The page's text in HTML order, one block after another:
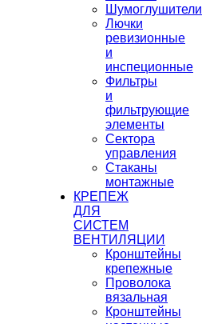
Шумоглушители
Лючки
ревизионные
и
инспеционные
Фильтры
и
фильтрующие
элементы
Сектора
управления
Стаканы
монтажные
КРЕПЕЖ
ДЛЯ
СИСТЕМ
ВЕНТИЛЯЦИИ
Кронштейны
крепежные
Проволока
вязальная
Кронштейны